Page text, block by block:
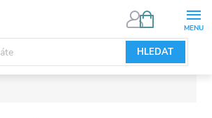
HLEDAT
NÁKUPNÍ